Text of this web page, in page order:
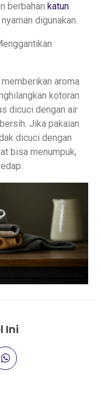
berbahan katun
digunakan.
aroma
kotoran
dicuci dengan air
Jika pakaian
dicuci dengan
bisa menumpuk,
Ini